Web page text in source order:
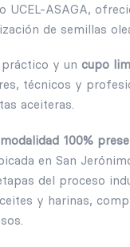
UCEL-ASAGA,
de semillas
y un cupo
técnicos y
aceiteras.
100%
en San
del proceso
y harinas,